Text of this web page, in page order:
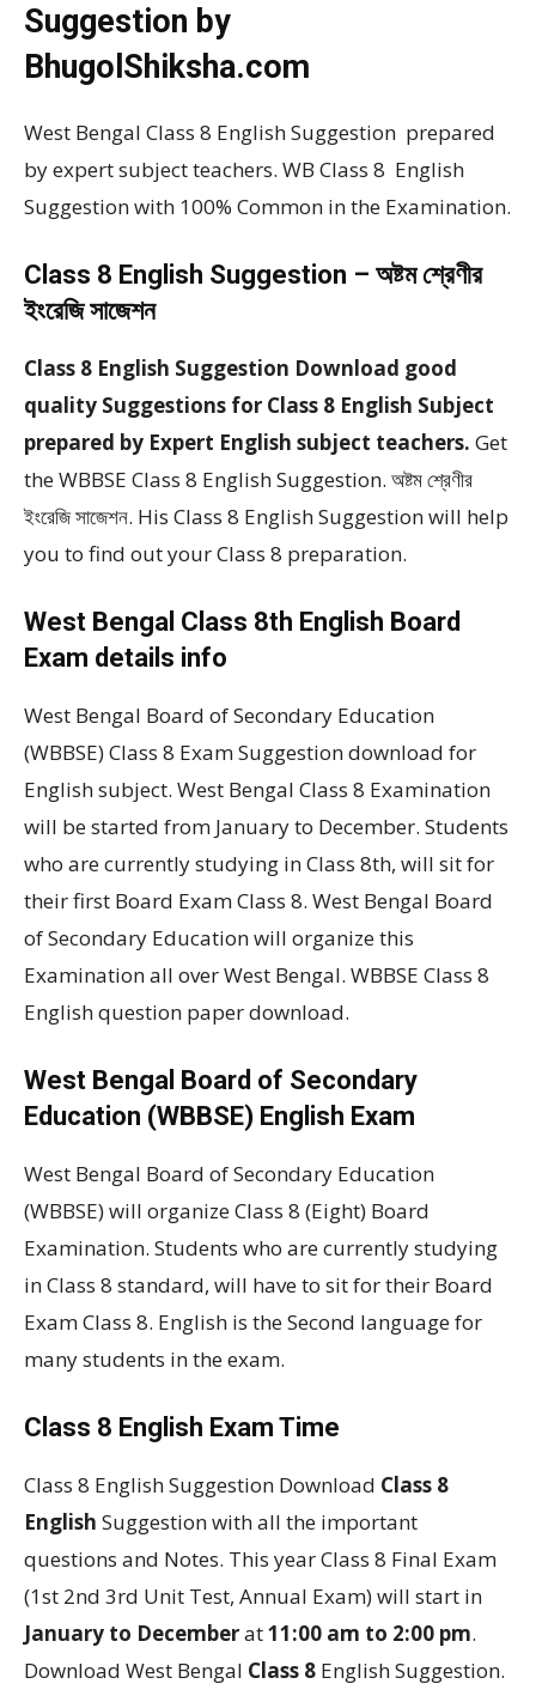
Suggestion by
BhugolShiksha.com
West Bengal Class 8 English Suggestion prepared
by expert subject teachers. WB Class 8 English
Suggestion with 100% Common in the Examination.
Class 8 English Suggestion – অষ্টম শ্রেণীর
ইংরেজি সাজেশন
Class 8 English Suggestion Download good
quality Suggestions for Class 8 English Subject
prepared by Expert English subject teachers. Get
the WBBSE Class 8 English Suggestion. অষ্টম শ্রেণীর
ইংরেজি সাজেশন. His Class 8 English Suggestion will help
you to find out your Class 8 preparation.
West Bengal Class 8th English Board
Exam details info
West Bengal Board of Secondary Education
(WBBSE) Class 8 Exam Suggestion download for
English subject. West Bengal Class 8 Examination
will be started from January to December. Students
who are currently studying in Class 8th, will sit for
their first Board Exam Class 8. West Bengal Board
of Secondary Education will organize this
Examination all over West Bengal. WBBSE Class 8
English question paper download.
West Bengal Board of Secondary
Education (WBBSE) English Exam
West Bengal Board of Secondary Education
(WBBSE) will organize Class 8 (Eight) Board
Examination. Students who are currently studying
in Class 8 standard, will have to sit for their Board
Exam Class 8. English is the Second language for
many students in the exam.
Class 8 English Exam Time
Class 8 English Suggestion Download Class 8
English Suggestion with all the important
questions and Notes. This year Class 8 Final Exam
(1st 2nd 3rd Unit Test, Annual Exam) will start in
January to Decemberat11:00 am to 2:00 pm.
Download West Bengal Class 8 English Suggestion.